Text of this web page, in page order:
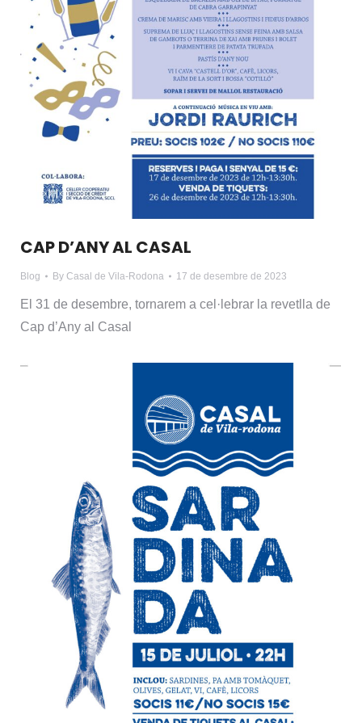
CAP D’ANY AL CASAL
Blog By Casal de Vila-Rodona 17 de desembre de 2023
El 31 de desembre, tornarem a cel·lebrar la revetlla de
Cap d’Any al Casal